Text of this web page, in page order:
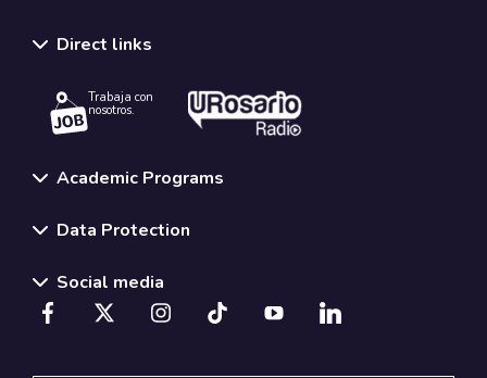
Direct links
Trabaja con
nosotros.
Academic Programs
Data Protection
Social media